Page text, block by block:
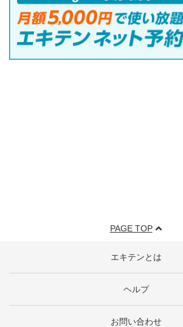
PAGE TOP
エキテンとは
ヘルプ
お問い合わせ